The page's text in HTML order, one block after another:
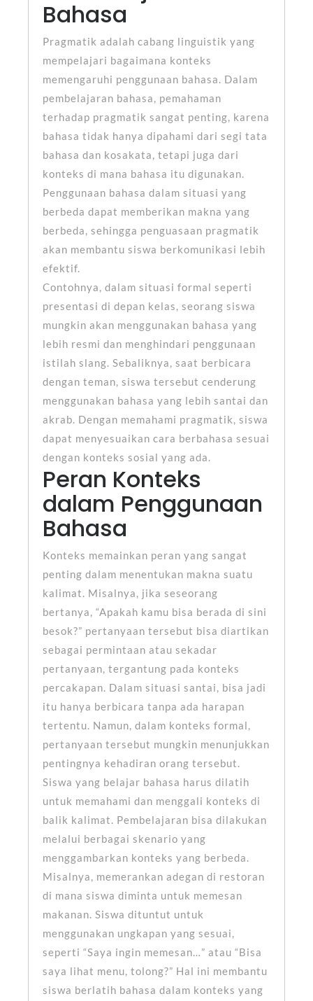
Bahasa
Pragmatik adalah cabang linguistik yang
mempelajari bagaimana konteks
memengaruhi penggunaan bahasa. Dalam
pembelajaran bahasa, pemahaman
terhadap pragmatik sangat penting, karena
bahasa tidak hanya dipahami dari segi tata
bahasa dan kosakata, tetapi juga dari
konteks di mana bahasa itu digunakan.
Penggunaan bahasa dalam situasi yang
berbeda dapat memberikan makna yang
berbeda, sehingga penguasaan pragmatik
akan membantu siswa berkomunikasi lebih
efektif.
Contohnya, dalam situasi formal seperti
presentasi di depan kelas, seorang siswa
mungkin akan menggunakan bahasa yang
lebih resmi dan menghindari penggunaan
istilah slang. Sebaliknya, saat berbicara
dengan teman, siswa tersebut cenderung
menggunakan bahasa yang lebih santai dan
akrab. Dengan memahami pragmatik, siswa
dapat menyesuaikan cara berbahasa sesuai
dengan konteks sosial yang ada.
Peran Konteks
dalam Penggunaan
Bahasa
Konteks memainkan peran yang sangat
penting dalam menentukan makna suatu
kalimat. Misalnya, jika seseorang
bertanya, “Apakah kamu bisa berada di sini
besok?” pertanyaan tersebut bisa diartikan
sebagai permintaan atau sekadar
pertanyaan, tergantung pada konteks
percakapan. Dalam situasi santai, bisa jadi
itu hanya berbicara tanpa ada harapan
tertentu. Namun, dalam konteks formal,
pertanyaan tersebut mungkin menunjukkan
pentingnya kehadiran orang tersebut.
Siswa yang belajar bahasa harus dilatih
untuk memahami dan menggali konteks di
balik kalimat. Pembelajaran bisa dilakukan
melalui berbagai skenario yang
menggambarkan konteks yang berbeda.
Misalnya, memerankan adegan di restoran
di mana siswa diminta untuk memesan
makanan. Siswa dituntut untuk
menggunakan ungkapan yang sesuai,
seperti “Saya ingin memesan…” atau “Bisa
saya lihat menu, tolong?” Hal ini membantu
siswa berlatih bahasa dalam konteks yang